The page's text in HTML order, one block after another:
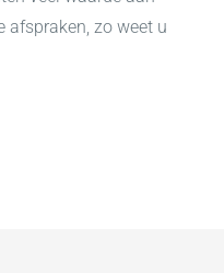
afspraken, zo weet u